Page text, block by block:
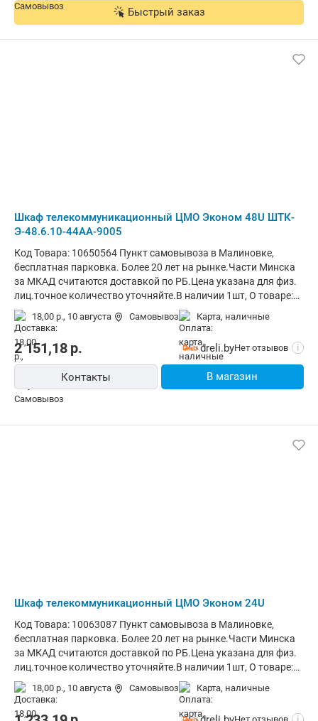
Быстрый заказ
Шкаф телекоммуникационный ЦМО Эконом 48U ШТК-
Э-48.6.10-44АА-9005
Код Товара: 10650564 Пункт самовывоза в Малиновке,
бесплатная парковка. Более 20 лет на рынке.Части Минска
за МКАД считаются доставкой по РБ.Цена указана для физ.
лиц.точное количество уточняйте.В наличии 1шт, О товаре:
установка внутри помещения, монтаж стационарный,
материал щита (ящика): металл, степень защиты IP20,
ВхШхГ: 225.4x60x100 см
18,00 р., 10 августа Самовывоз карта, наличные
2 151,18р. dreli.byНет отзывов i
Контакты В магазин
Шкаф телекоммуникационный ЦМО Эконом 24U
Код Товара: 10063087 Пункт самовывоза в Малиновке,
бесплатная парковка. Более 20 лет на рынке.Части Минска
за МКАД считаются доставкой по РБ.Цена указана для физ.
лиц.точное количество уточняйте.В наличии 1шт, О товаре:
установка внутри помещения, монтаж стационарный,
степень защиты IP20, ВхШхГ: 118.7x60x60 см
18,00 р., 10 августа Самовывоз карта, наличные